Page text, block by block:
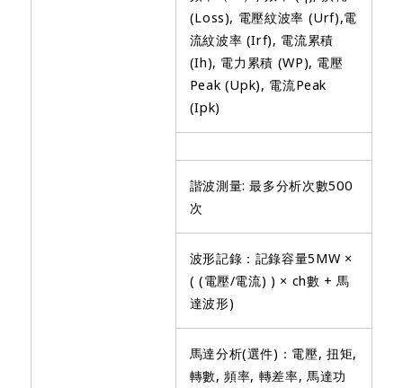
(Loss), 電壓紋波率 (Urf),電
流紋波率 (Irf), 電流累積
(Ih), 電力累積 (WP), 電壓
Peak (Upk), 電流Peak
(Ipk)
諧波測量: 最多分析次數500
次
波形記錄：記錄容量5MW ×
( (電壓/電流) ) × ch數 + 馬
達波形)
馬達分析(選件)：電壓, 扭矩,
轉數, 頻率, 轉差率, 馬達功